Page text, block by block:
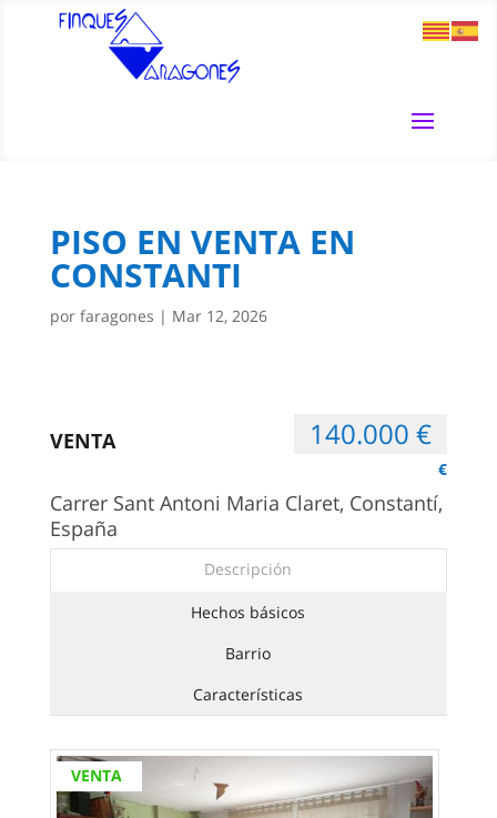
PISO EN VENTA EN
CONSTANTI
por faragones | Mar 12, 2026
VENTA 140.000 €
€
Carrer Sant Antoni Maria Claret, Constantí,
España
Descripción
Hechos básicos
Barrio
Características
VENTA